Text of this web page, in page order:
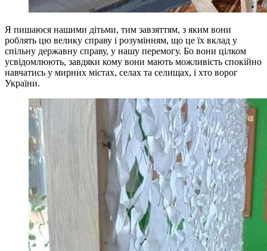
Я пишаюся нашими дітьми, тим завзяттям, з яким вони
роблять цю велику справу і розумінням, що це їх вклад у
спільну державну справу, у нашу перемогу. Бо вони цілком
усвідомлюють, завдяки кому вони мають можливість спокійно
навчатись у мирних містах, селах та селищах, і хто ворог
України.